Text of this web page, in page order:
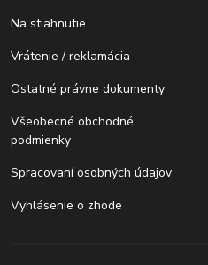
Na stiahnutie
Vrátenie / reklamácia
Ostatné právne dokumenty
Všeobecné obchodné
podmienky
Spracovaní osobných údajov
Vyhlásenie o zhode